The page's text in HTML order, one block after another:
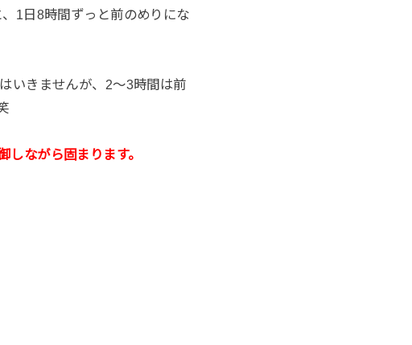
1日8時間ずっと前のめりにな
いきませんが、2〜3時間は前
ながら固まります。